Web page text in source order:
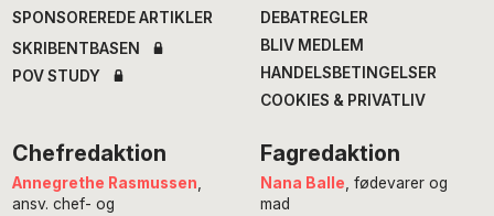
SPONSOREREDE ARTIKLER
SKRIBENTBASEN
POV STUDY
DEBATREGLER
BLIV MEDLEM
HANDELSBETINGELSER
COOKIES & PRIVATLIV
Chefredaktion
Annegrethe Rasmussen,
ansv. chef- og
Fagredaktion
Nana Balle, fødevarer og
mad